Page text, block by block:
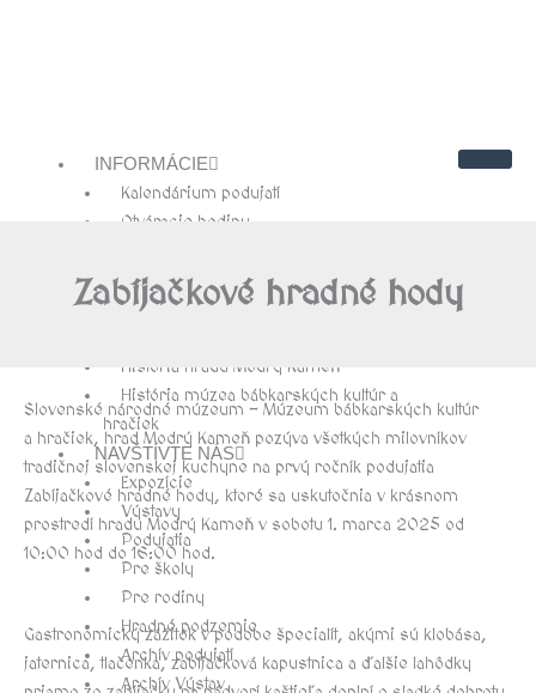
INFORMÁCIE
Kalendárium podujatí
Otváracie hodiny
Kontakty
Návštevnícky poriadok
História hradu Modrý Kameň
História múzea bábkarských kultúr a
hračiek
NAVŠTÍVTE NÁS
Expozície
Výstavy
Podujatia
Pre školy
Pre rodiny
Hradné podzemie
Archív podujatí
Archív Výstav
Zabíjačkové hradné hody
Slovenské národné múzeum – Múzeum bábkarských kultúr
a hračiek, hrad Modrý Kameň pozýva všetkých milovníkov
tradičnej slovenskej kuchyne na prvý ročník podujatia
Zabíjačkové hradné hody, ktoré sa uskutočnia v krásnom
prostredí hradu Modrý Kameň v sobotu 1. marca 2025 od
10:00 hod do 16:00 hod.
Gastronomický zážitok v podobe špecialít, akými sú klobása,
jaternica, tlačenka, zabíjačková kapustnica a ďalšie lahôdky